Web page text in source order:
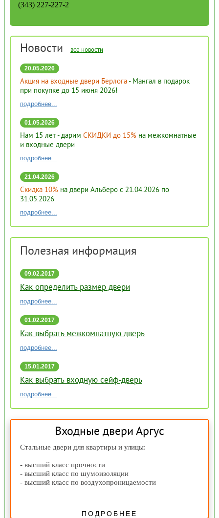
Входные двери Аргус
Стальные двери для квартиры и улицы:
- высший класс прочности
- высший класс по шумоизоляции
- высший класс по воздухопроницаемости
ПОДРОБНЕЕ
Новости все новости
20.05.2026
Акция на входные двери Берлога- Мангал в подарок
при покупке до 15 июня 2026!
подробнее...
01.05.2026
Нам 15 лет - дарим СКИДКИ до 15% на межкомнатные
и входные двери
подробнее...
21.04.2026
Скидка 10% на двери Альберо с 21.04.2026 по
31.05.2026
подробнее...
Полезная информация
09.02.2017
Как определить размер двери
подробнее...
01.02.2017
17:58
Как выбрать межкомнатную дверь
подробнее...
15.01.2017
15:59
Как выбрать входную сейф-дверь
подробнее...
(343) 227-227-2